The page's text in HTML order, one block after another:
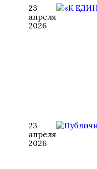
23
апреля
2026
23
апреля
2026